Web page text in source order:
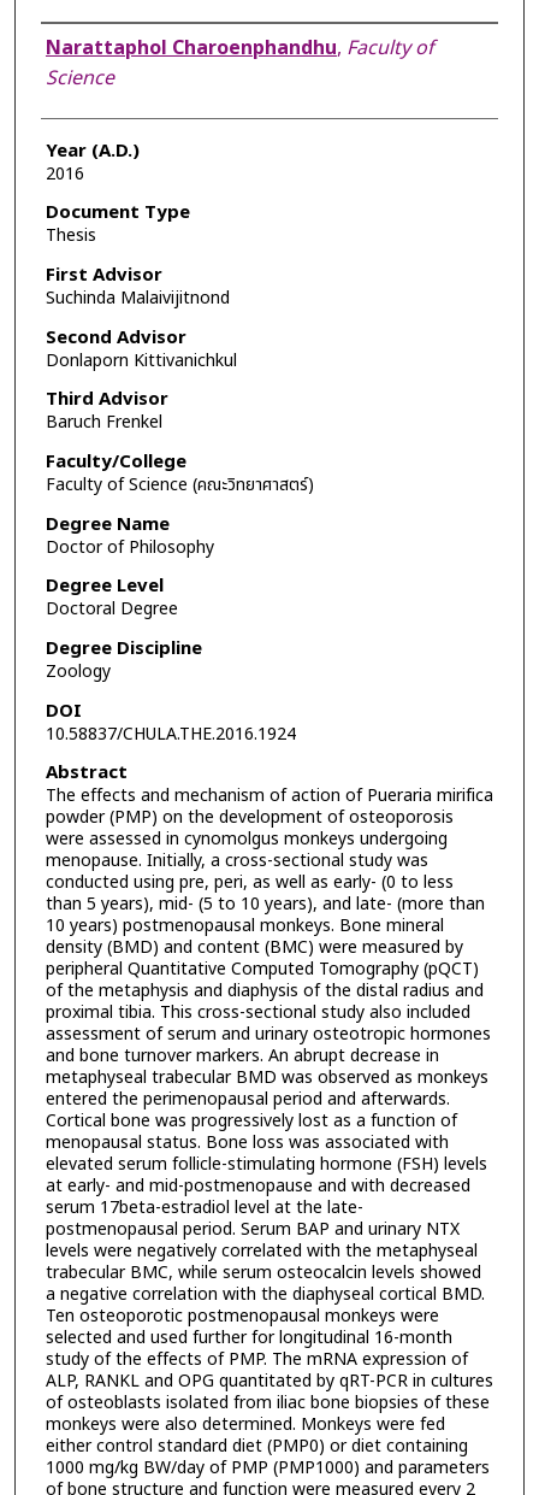
Author
Narattaphol Charoenphandhu, Faculty of
Science
Year (A.D.)
2016
Document Type
Thesis
First Advisor
Suchinda Malaivijitnond
Second Advisor
Donlaporn Kittivanichkul
Third Advisor
Baruch Frenkel
Faculty/College
Faculty of Science (คณะวิทยาศาสตร์)
Degree Name
Doctor of Philosophy
Degree Level
Doctoral Degree
Degree Discipline
Zoology
DOI
10.58837/CHULA.THE.2016.1924
Abstract
The effects and mechanism of action of Pueraria mirifica
powder (PMP) on the development of osteoporosis
were assessed in cynomolgus monkeys undergoing
menopause. Initially, a cross-sectional study was
conducted using pre, peri, as well as early- (0 to less
than 5 years), mid- (5 to 10 years), and late- (more than
10 years) postmenopausal monkeys. Bone mineral
density (BMD) and content (BMC) were measured by
peripheral Quantitative Computed Tomography (pQCT)
of the metaphysis and diaphysis of the distal radius and
proximal tibia. This cross-sectional study also included
assessment of serum and urinary osteotropic hormones
and bone turnover markers. An abrupt decrease in
metaphyseal trabecular BMD was observed as monkeys
entered the perimenopausal period and afterwards.
Cortical bone was progressively lost as a function of
menopausal status. Bone loss was associated with
elevated serum follicle-stimulating hormone (FSH) levels
at early- and mid-postmenopause and with decreased
serum 17beta-estradiol level at the late-
postmenopausal period. Serum BAP and urinary NTX
levels were negatively correlated with the metaphyseal
trabecular BMC, while serum osteocalcin levels showed
a negative correlation with the diaphyseal cortical BMD.
Ten osteoporotic postmenopausal monkeys were
selected and used further for longitudinal 16-month
study of the effects of PMP. The mRNA expression of
ALP, RANKL and OPG quantitated by qRT-PCR in cultures
of osteoblasts isolated from iliac bone biopsies of these
monkeys were also determined. Monkeys were fed
either control standard diet (PMP0) or diet containing
1000 mg/kg BW/day of PMP (PMP1000) and parameters
of bone structure and function were measured every 2